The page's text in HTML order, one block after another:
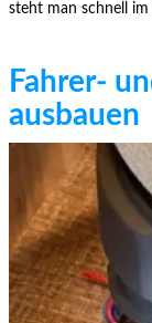
steht man schnell
Fahrer-
ausbauen